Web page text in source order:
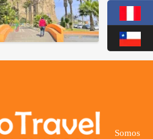
Somos